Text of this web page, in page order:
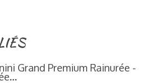
Grand Premium Rainurée -